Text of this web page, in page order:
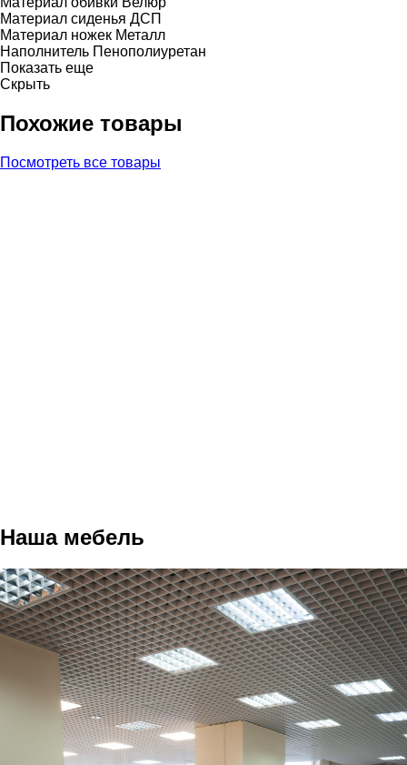
Материал сиденья ДСП
Материал ножек Металл
Наполнитель Пенополиуретан
Показать еще
Скрыть
Похожие товары
Посмотреть все товары
Наша мебель